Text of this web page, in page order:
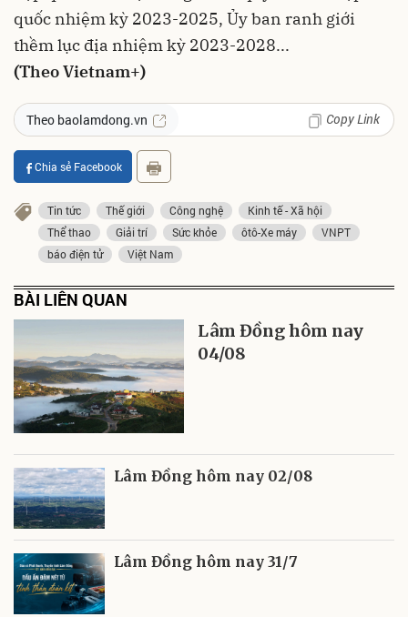
quốc nhiệm kỳ 2023-2025, Ủy ban ranh giới
thềm lục địa nhiệm kỳ 2023-2028...
(Theo Vietnam+)
Theo baolamdong.vn Copy Link
Chia sẻ Facebook
Tin tức Thế giới Công nghệ
Kinh tế - Xã hội
Thể thao
Giải trí Sức khỏe ôtô-Xe máy
VNPT
báo điện tử
Việt Nam
BÀI LIÊN QUAN
Lâm Đồng hôm nay
04/08
Lâm Đồng hôm nay 02/08
Lâm Đồng hôm nay 31/7